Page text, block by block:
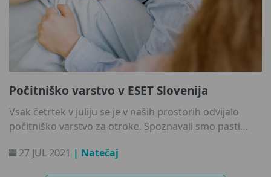
Počitniško varstvo v ESET Slovenija
Vsak četrtek v juliju se je v naših prostorih odvijalo
počitniško varstvo za otroke. Spoznavali smo pasti
S pomočjo poučne animirane serije Animalia smo
27 JUL 2021 | Natečaj